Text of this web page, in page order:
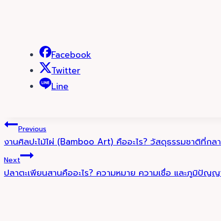
Facebook
Twitter
Line
Post
navigation
Previous
งานศิลปะไม้ไผ่ (Bamboo Art) คืออะไร? วัสดุธรรมชาติที่กล
Next
ปลาตะเพียนสานคืออะไร? ความหมาย ความเชื่อ และภูมิปัญญ